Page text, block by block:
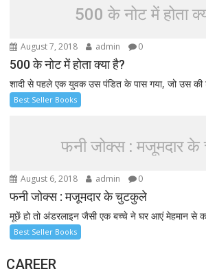
500 के नोट में होता
August 7, 2018 admin 0
500 के नोट में होता क्या है?
शादी से पहले एक युवक उस पंडित के पास गया, जो उस की
Best Seller Books
फनी जोक्स : मजूमदार
August 6, 2018 admin 0
फनी जोक्स : मजूमदार के चुटकुले
मूछें हो तो अंडरलाइन जैसी एक बच्चे ने घर आएं मेहमान से
Best Seller Books
CAREER